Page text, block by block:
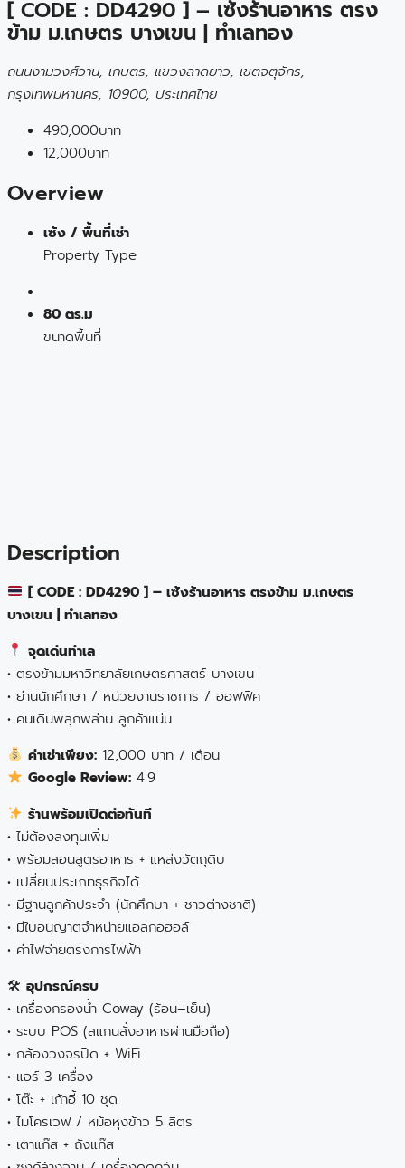
[ CODE : DD4290 ] – เซ้งร้านอาหาร ตรง
ข้าม ม.เกษตร บางเขน | ทำเลทอง
ถนนงามวงศ์วาน, เกษตร, แขวงลาดยาว, เขตจตุจักร,
กรุงเทพมหานคร, 10900, ประเทศไทย
490,000บาท
12,000บาท
Overview
เซ้ง / พื้นที่เช่า
Property Type
80 ตร.ม
ขนาดพื้นที่
Description
[ CODE : DD4290 ] – เซ้งร้านอาหาร ตรงข้าม ม.เกษตร
บางเขน | ทำเลทอง
จุดเด่นทำเล
• ตรงข้ามมหาวิทยาลัยเกษตรศาสตร์ บางเขน
• ย่านนักศึกษา / หน่วยงานราชการ / ออฟฟิศ
• คนเดินพลุกพล่าน ลูกค้าแน่น
ค่าเช่าเพียง: 12,000 บาท / เดือน
Google Review: 4.9
ร้านพร้อมเปิดต่อทันที
• ไม่ต้องลงทุนเพิ่ม
• พร้อมสอนสูตรอาหาร + แหล่งวัตถุดิบ
• เปลี่ยนประเภทธุรกิจได้
• มีฐานลูกค้าประจำ (นักศึกษา + ชาวต่างชาติ)
• มีใบอนุญาตจำหน่ายแอลกอฮอล์
• ค่าไฟจ่ายตรงการไฟฟ้า
🛠 อุปกรณ์ครบ
• เครื่องกรองน้ำ Coway (ร้อน–เย็น)
• ระบบ POS (สแกนสั่งอาหารผ่านมือถือ)
• กล้องวงจรปิด + WiFi
• แอร์ 3 เครื่อง
• โต๊ะ + เก้าอี้ 10 ชุด
• ไมโครเวฟ / หม้อหุงข้าว 5 ลิตร
• เตาแก๊ส + ถังแก๊ส